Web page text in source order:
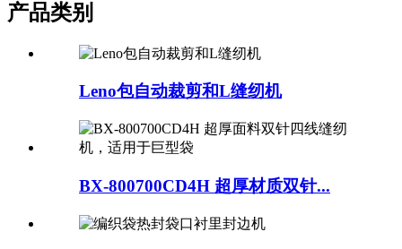
产品类别
Leno包自动裁剪和L缝纫机
BX-800700CD4H 超厚材质双针...